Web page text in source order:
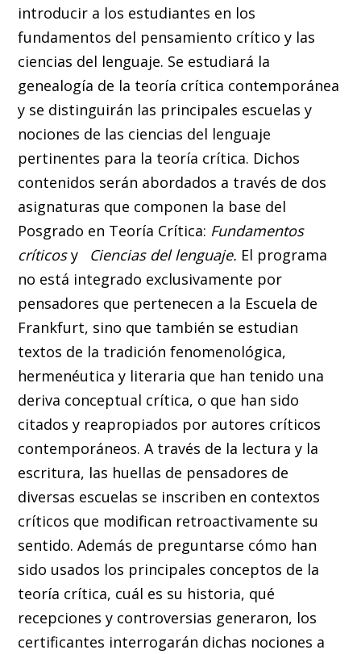
introducir a los estudiantes en los
fundamentos del pensamiento crítico y las
ciencias del lenguaje. Se estudiará la
genealogía de la teoría crítica contemporánea
y se distinguirán las principales escuelas y
nociones de las ciencias del lenguaje
pertinentes para la teoría crítica. Dichos
contenidos serán abordados a través de dos
asignaturas que componen la base del
Posgrado en Teoría Crítica: Fundamentos
críticosy Ciencias del lenguaje. El programa
no está integrado exclusivamente por
pensadores que pertenecen a la Escuela de
Frankfurt, sino que también se estudian
textos de la tradición fenomenológica,
hermenéutica y literaria que han tenido una
deriva conceptual crítica, o que han sido
citados y reapropiados por autores críticos
contemporáneos. A través de la lectura y la
escritura, las huellas de pensadores de
diversas escuelas se inscriben en contextos
críticos que modifican retroactivamente su
sentido. Además de preguntarse cómo han
sido usados los principales conceptos de la
teoría crítica, cuál es su historia, qué
recepciones y controversias generaron, los
certificantes interrogarán dichas nociones a